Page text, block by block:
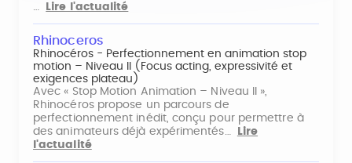
…
Lire l'actualité
Rhinoceros
Rhinocéros - Perfectionnement en animation stop
motion – Niveau II (Focus acting, expressivité et
exigences plateau)
Avec « Stop Motion Animation – Niveau II »,
Rhinocéros propose un parcours de
perfectionnement inédit, conçu pour permettre à
des animateurs déjà expérimentés…
Lire
l'actualité